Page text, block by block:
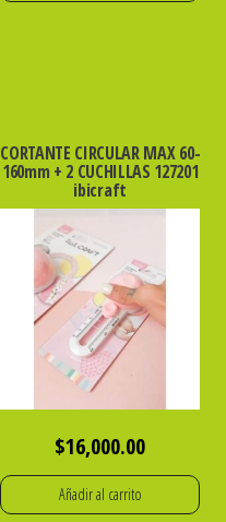
CORTANTE CIRCULAR MAX 60-
160mm + 2 CUCHILLAS 127201
ibicraft
$16,000.00
Añadir al carrito